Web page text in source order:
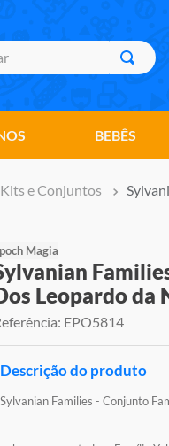
BEBÊS
Kits e Conjuntos
Magia
Leopardo da
: EPO5814
Descrição do produto
Sylvanian Families - Conjunto